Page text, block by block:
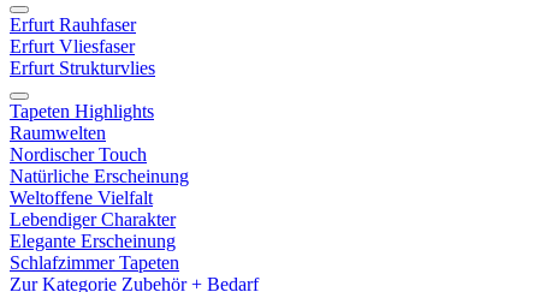
Erfurt Rauhfaser
Erfurt Vliesfaser
Erfurt Strukturvlies
Tapeten Highlights
Raumwelten
Nordischer Touch
Natürliche Erscheinung
Weltoffene Vielfalt
Lebendiger Charakter
Elegante Erscheinung
Schlafzimmer Tapeten
Zur Kategorie Zubehör + Bedarf